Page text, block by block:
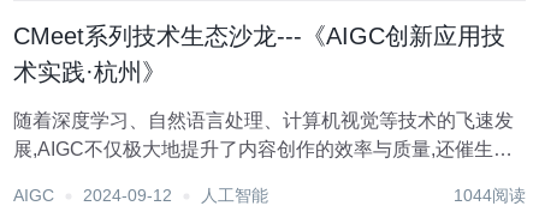
CMeet系列技术生态沙龙---《AIGC创新应用技
术实践·杭州》
随着深度学习、自然语言处理、计算机视觉等技术的飞速发
展,AIGC不仅极大地提升了内容创作的效率与质量,还催生了
动、旨在汇聚行业技术专家与广大开发者,共同探讨AIGC的
AIGC 2024-09-12 人工智能 1044阅读